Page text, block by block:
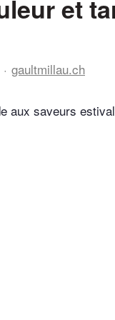
et
gaultmillau.ch
aux saveurs